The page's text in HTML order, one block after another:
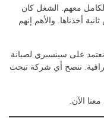
معهم. الشغل كان
أخذناها. والأهم إنهم
على سينسبري لصيانة
ننصح أي شركة تبحث
الآن.